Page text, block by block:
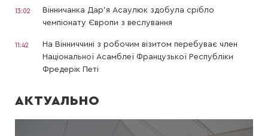
13:02
Вінничанка Дар’я Асаулюк здобула срібло
чемпіонату Європи з веслування
11:42
На Вінниччині з робочим візитом перебуває член
Національної Асамблеї Французької Республіки
Фредерік Петі
АКТУАЛЬНО